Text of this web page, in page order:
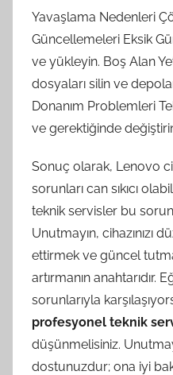
Yavaşlama Nedenleri
Güncellemeleri Eksik
ve yükleyin. Boş Alan
dosyaları silin ve
Donanım Problemleri
ve gerektiğinde
Sonuç olarak, Lenovo
sorunları can sıkıcı
teknik servisler bu
Unutmayın, cihazınızı
ettirmek ve güncel
artırmanın anahtarıdır.
sorunlarıyla
profesyonel teknik
düşünmelisiniz.
dostunuzdur; ona iyi